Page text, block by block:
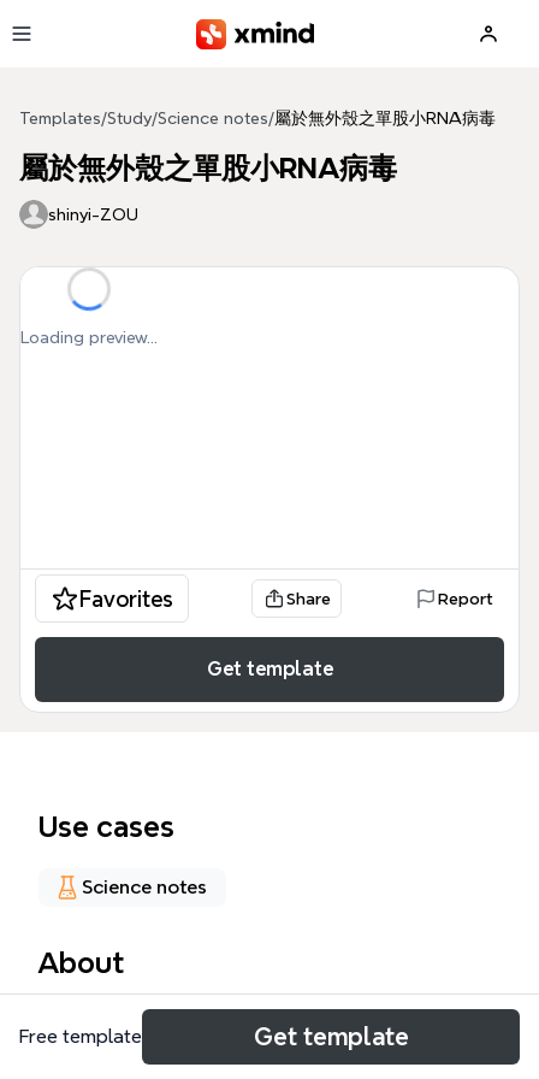
Templates/Study/Science notes/屬於無外殼之單股小RNA病毒
屬於無外殼之單股小RNA病毒
shinyi-ZOU
Loading preview...
Favorites Share Report
Get template
Use cases
Science notes
About
屬於無外殼之單股小RNA病毒（腸病毒）的這份Xmind
範本，涵蓋了小兒麻痺病毒、克沙奇病毒、伊科病毒及
Free template Get template